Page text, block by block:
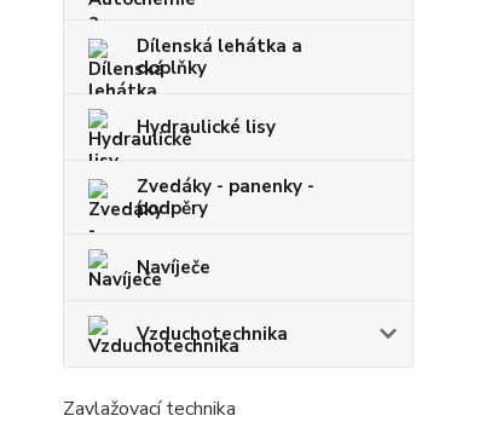
Dílenská lehátka a
doplňky
Hydraulické lisy
Zvedáky - panenky -
podpěry
Navíječe
Vzduchotechnika
Zavlažovací technika